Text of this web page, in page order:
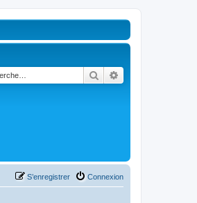
Rechercher
Connexion
S’enregistrer